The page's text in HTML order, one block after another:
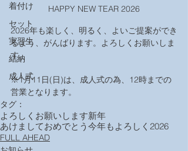
着付け
セット
実習生
結納
成人式
HAPPY NEW TEAR 2026
2026年も楽しく、明るく、よいご提案ができ
るよう、がんばります。よろしくお願いしま
す。
※1月11日(日)は、成人式の為、12時までの
営業となります。
タグ：
よろしくお願いします新年
あけましておめでとう 今年もよろしく 2026
FULL AHEAD